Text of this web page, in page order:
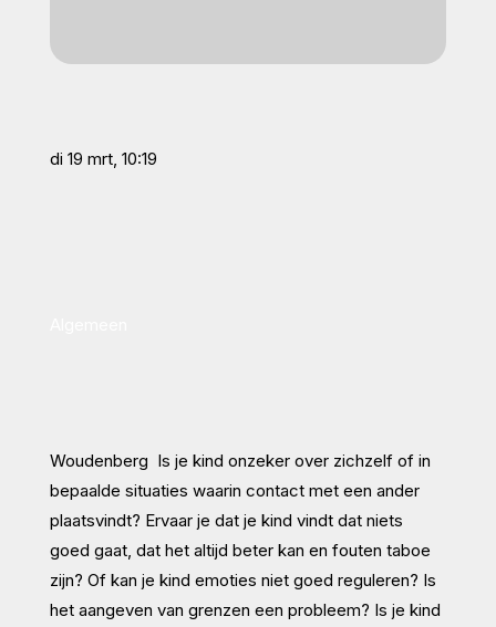
di 19 mrt, 10:19
Woudenberg Is je kind onzeker over zichzelf of in
bepaalde situaties waarin contact met een ander
plaatsvindt? Ervaar je dat je kind vindt dat niets
goed gaat, dat het altijd beter kan en fouten taboe
zijn? Of kan je kind emoties niet goed reguleren? Is
het aangeven van grenzen een probleem? Is je kind